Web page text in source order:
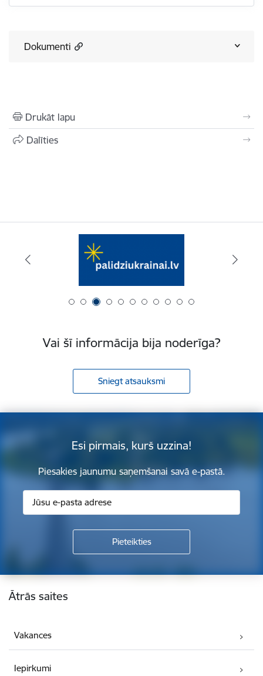
Dokumenti
Drukāt lapu
Dalīties
Vai šī informācija bija noderīga?
Sniegt atsauksmi
Esi pirmais, kurš uzzina!
Piesakies jaunumu saņemšanai savā e-pastā.
Kājene
Ātrās saites
Vakances
Iepirkumi